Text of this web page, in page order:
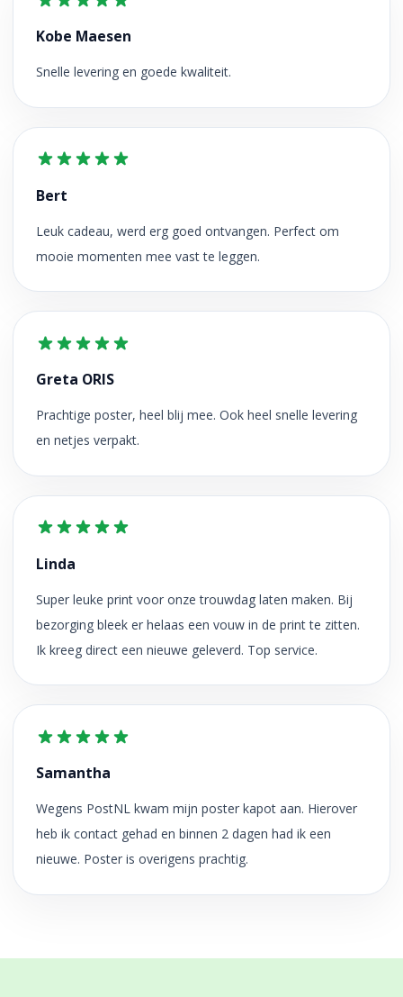
Kobe Maesen
Snelle levering en goede kwaliteit.
Bert
Leuk cadeau, werd erg goed ontvangen. Perfect om
mooie momenten mee vast te leggen.
Greta ORIS
Prachtige poster, heel blij mee. Ook heel snelle levering
en netjes verpakt.
Linda
Super leuke print voor onze trouwdag laten maken. Bij
bezorging bleek er helaas een vouw in de print te zitten.
Ik kreeg direct een nieuwe geleverd. Top service.
Samantha
Wegens PostNL kwam mijn poster kapot aan. Hierover
heb ik contact gehad en binnen 2 dagen had ik een
nieuwe. Poster is overigens prachtig.